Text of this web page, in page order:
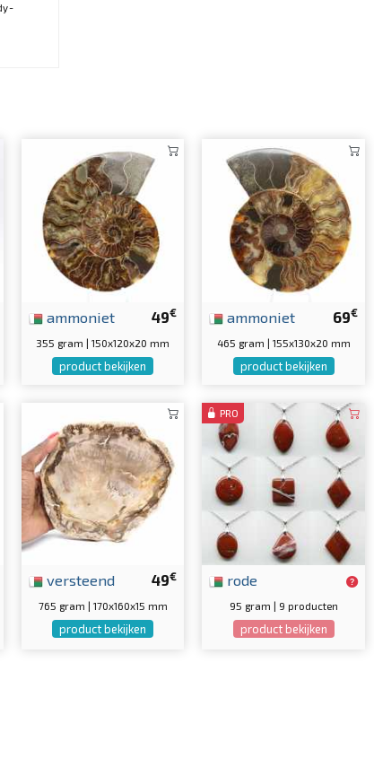
49€
ammoniet
355 gram | 150x120x20 mm
product bekijken
69€
ammoniet
465 gram | 155x130x20 mm
product bekijken
49€
versteend
765 gram | 170x160x15 mm
product bekijken
PRO
rode
95 gram | 9 producten
product bekijken